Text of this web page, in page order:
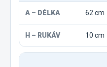
62 cm
10 cm